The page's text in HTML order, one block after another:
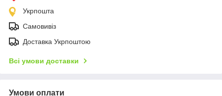
Укрпошта
Самовивіз
Доставка Укрпоштою
Всі умови доставки
Умови оплати